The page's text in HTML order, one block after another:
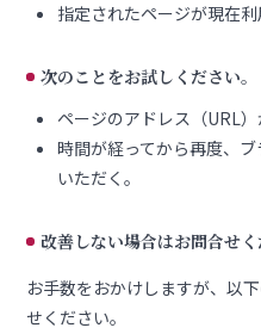
指定されたページが現在利
次のことをお試しください。
ページのアドレス（URL
時間が経ってから再度、
いただく。
改善しない場合はお問合せく
お手数をおかけしますが、以
せください。